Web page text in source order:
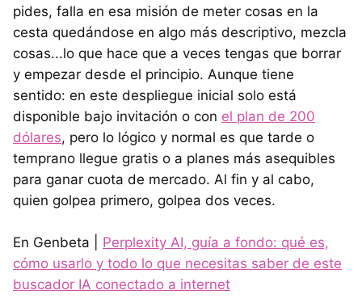
pides, falla en esa misión de meter cosas en la
cesta quedándose en algo más descriptivo, mezcla
cosas...lo que hace que a veces tengas que borrar
y empezar desde el principio. Aunque tiene
sentido: en este despliegue inicial solo está
disponible bajo invitación o con el plan de 200
dólares, pero lo lógico y normal es que tarde o
temprano llegue gratis o a planes más asequibles
para ganar cuota de mercado. Al fin y al cabo,
quien golpea primero, golpea dos veces.
En Genbeta | Perplexity AI, guía a fondo: qué es,
cómo usarlo y todo lo que necesitas saber de este
buscador IA conectado a internet